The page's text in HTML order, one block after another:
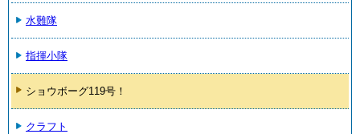
水難隊
指揮小隊
ショウボーグ119号！
クラフト